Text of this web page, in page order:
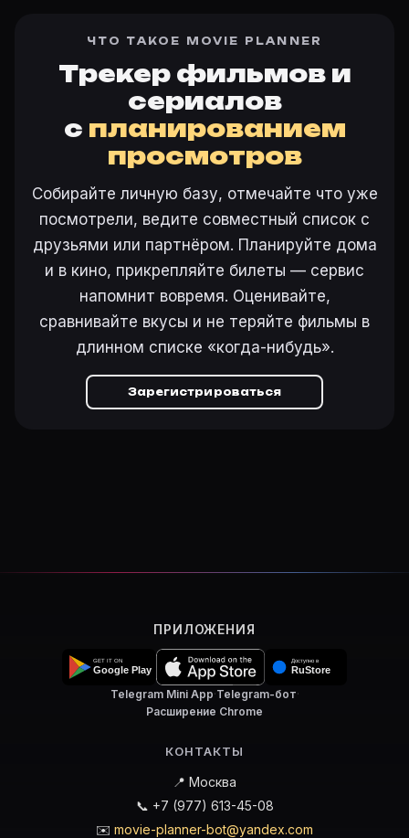
ЧТО ТАКОЕ MOVIE PLANNER
Трекер фильмов и
сериалов
с планированием
просмотров
Собирайте личную базу, отмечайте что уже
посмотрели, ведите совместный список с
друзьями или партнёром. Планируйте дома
и в кино, прикрепляйте билеты — сервис
напомнит вовремя. Оценивайте,
сравнивайте вкусы и не теряйте фильмы в
длинном списке «когда-нибудь».
Зарегистрироваться
ПРИЛОЖЕНИЯ
Telegram Mini App·Telegram-бот·
Расширение Chrome
КОНТАКТЫ
📍 Москва
📞 +7 (977) 613-45-08
✉️ movie-planner-bot@yandex.com